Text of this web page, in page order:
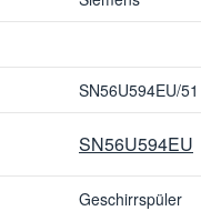
SN56U594EU/51
SN56U594EU
Geschirrspüler